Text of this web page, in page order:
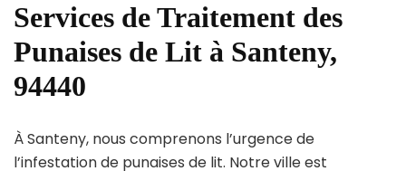
Services de Traitement des
Punaises de Lit à Santeny,
94440
À Santeny, nous comprenons l’urgence de
l’infestation de punaises de lit. Notre ville est